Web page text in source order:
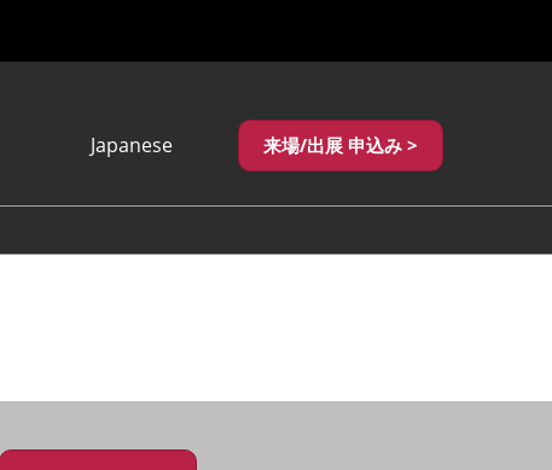
Japanese
繁體中文
来場/出展 申込み >